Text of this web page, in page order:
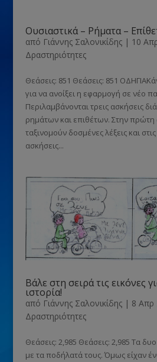
Ουσιαστικά – Ρήματα –
από Γιάννης Σαλονικίδης| 10
Δραστηριότητες
Θεάσεις: 851 Θεάσεις: 851
για να ανοίξει η εφαρμογή σε νέο
Περιλαμβάνονται τρεις ασκήσεις
ρημάτων και επιθέτων. Στην πρώτη
ταξινομούν δοσμένες λέξεις και
ασκήσεις...
Βάλε στη σειρά τις εικόνες
ιστορία!
από Γιάννης Σαλονικίδης| 8 Απρ
Δραστηριότητες
Θεάσεις: 2,985 Θεάσεις: 2,985 Τα
με τα ποδήλατά τους. Όμως είχαν